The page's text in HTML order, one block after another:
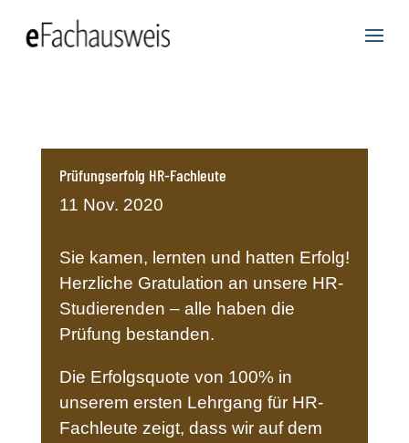
Prüfungserfolg HR-Fachleute
11 Nov. 2020
Sie kamen, lernten und hatten Erfolg!
Herzliche Gratulation an unsere HR-
Studierenden – alle haben die
Prüfung bestanden.
Die Erfolgsquote von 100% in
unserem ersten Lehrgang für HR-
Fachleute zeigt, dass wir auf dem